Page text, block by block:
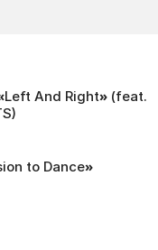
And Right» (feat.
to Dance»